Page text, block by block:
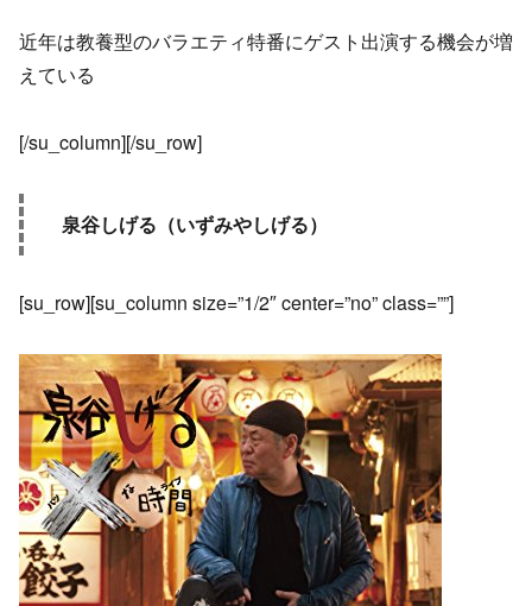
近年は教養型のバラエティ特番にゲスト出演する機会が増
えている
[/su_column][/su_row]
泉谷しげる（いずみやしげる）
[su_row][su_column size=”1/2″ center=”no” class=””]